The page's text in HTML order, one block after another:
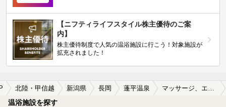
【ニフティライフスタイル株主優待のご案
内】
株主優待制度で人気の温浴施設に行こう！対象施設が
拡充されました！
北陸・甲信越 新潟県 長岡 蓬平温泉 マッサージ、エステがある蓬平温泉の温泉、日帰り温泉、スーパー銭湯おすすめ
温浴施設を探す